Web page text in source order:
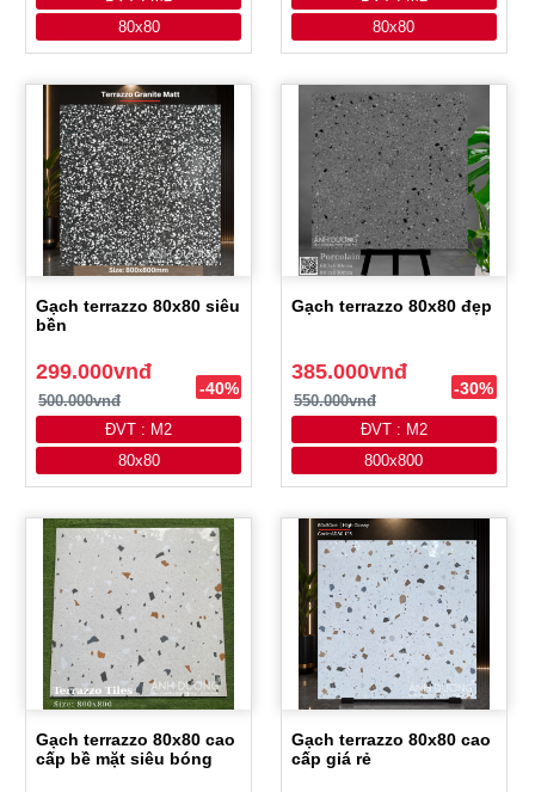
80x80
80x80
Gạch terrazzo 80x80 siêu
bền
299.000vnđ
500.000vnđ
-40%
ĐVT : M2
80x80
Gạch terrazzo 80x80 đẹp
385.000vnđ
550.000vnđ
-30%
ĐVT : M2
800x800
Gạch terrazzo 80x80 cao
cấp bề mặt siêu bóng
Gạch terrazzo 80x80 cao
cấp giá rẻ